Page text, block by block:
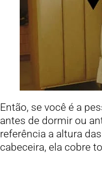
Então, se você é a
antes de dormir ou
referência a altura
cabeceira, ela cobre